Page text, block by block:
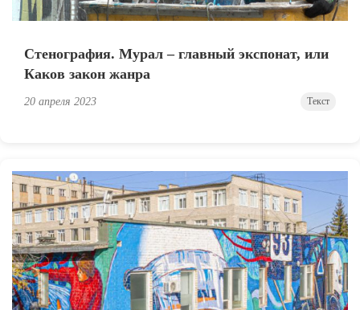
Стенография. Мурал – главный экспонат, или
Каков закон жанра
20 апреля 2023 Текст